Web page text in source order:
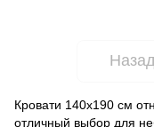
Назад
Кровати 140x190 см
отличный выбор для